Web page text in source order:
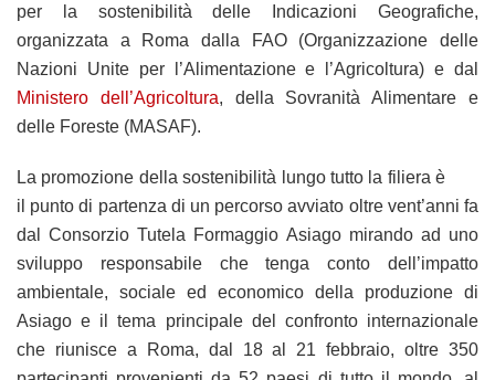
per la sostenibilità delle Indicazioni Geografiche,
organizzata a Roma dalla FAO (Organizzazione delle
Nazioni Unite per l’Alimentazione e l’Agricoltura) e dal
Ministero dell’Agricoltura, della Sovranità Alimentare e
delle Foreste (MASAF).
La promozione della sostenibilità lungo tutto la filiera è
il punto di partenza di un percorso avviato oltre vent’anni fa
dal Consorzio Tutela Formaggio Asiago mirando ad uno
sviluppo responsabile che tenga conto dell’impatto
ambientale, sociale ed economico della produzione di
Asiago e il tema principale del confronto internazionale
che riunisce a Roma, dal 18 al 21 febbraio, oltre 350